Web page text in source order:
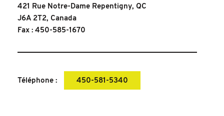
421 Rue Notre-Dame Repentigny, QC
J6A 2T2, Canada
Fax : 450-585-1670
Téléphone : 450-581-5340